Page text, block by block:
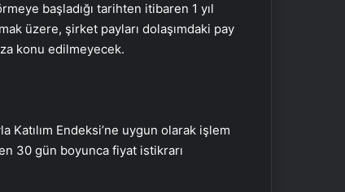
başladığı tarihten itibaren 1 yıl
üzere, şirket payları dolaşımdaki pay
konu edilmeyecek.
Katılım Endeksi’ne uygun olarak işlem
30 gün boyunca fiyat istikrarı